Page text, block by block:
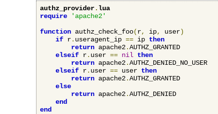
authz_provider.lua
require
'apache2'
function authz_check_foo(r, ip, user)
if r. useragent_ip == ip then
return apache2.AUTHZ_GRANTED
elseif r. user == nil then
return apache2.AUTHZ_DENIED_NO_USER
elseif r. user == user then
return apache2.AUTHZ_GRANTED
else
return apache2.AUTHZ_DENIED
end
end